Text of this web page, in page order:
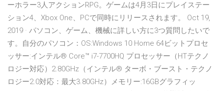
ーホラー3人アクションRPG。ゲームは4月3日にプレイステー
ション4、Xbox One、PCで同時にリリースされます。 Oct 19,
2019 · パソコン、ゲーム、機械に詳しい方に3つ質問したいで
す。自分のパソコン：OS:Windows 10 Home 64ビットプロセ
ッサー:インテル® Core™ i7-7700HQ プロセッサー（HTテクノ
ロジー対応）2.80GHz（インテル® ターボ・ブースト・テクノ
ロジー2.0対応：最大3.80GHz）メモリー:16GBグラフィッ